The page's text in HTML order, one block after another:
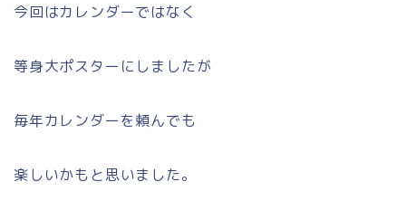
今回はカレンダーではなく
等身大ポスターにしましたが
毎年カレンダーを頼んでも
楽しいかもと思いました。